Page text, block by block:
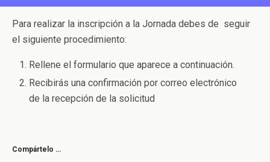
Para realizar la inscripción a la Jornada debes de seguir
el siguiente procedimiento:
Rellene el formulario que aparece a continuación.
Recibirás una confirmación por correo electrónico
de la recepción de la solicitud
Compártelo …